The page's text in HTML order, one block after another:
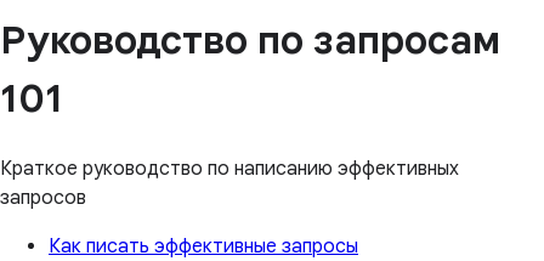
Руководство по запросам
101
Краткое руководство по написанию эффективных
запросов
Как писать эффективные запросы